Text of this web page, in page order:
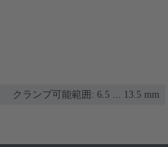
クランプ可能範囲: 6.5 ... 13.5 mm